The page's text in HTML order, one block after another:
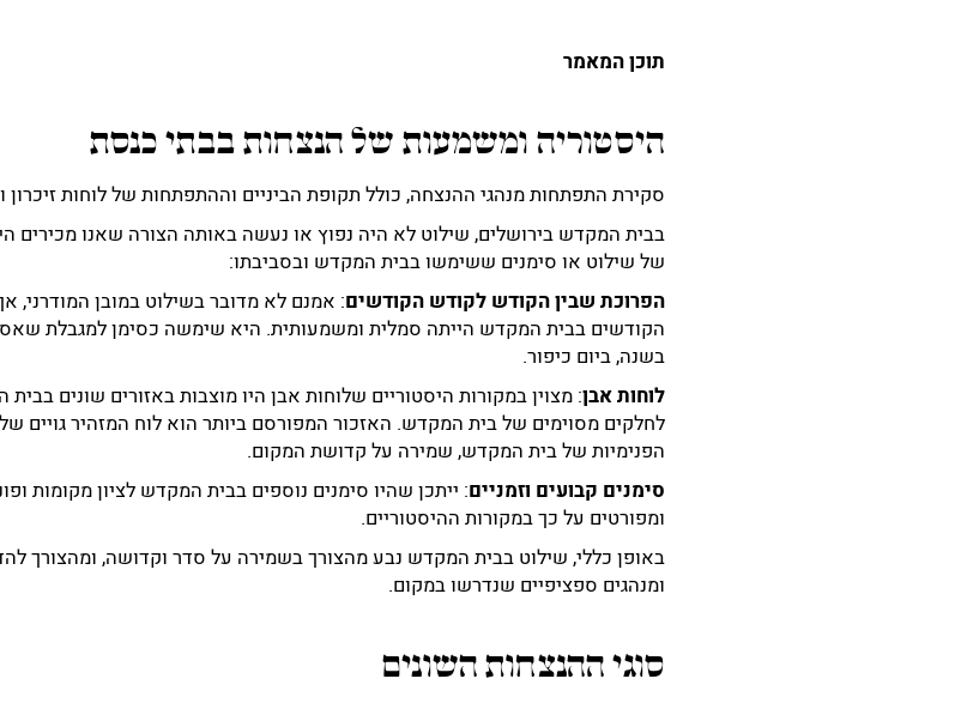
תוכן המאמר
היסטוריה ומשמעות של הנצחות בבתי כנסת
סקירת התפתחות מנהגי ההנצחה, כולל תקופת הביניים וההתפתחות של לוחות זיכרון
בבית המקדש בירושלים, שילוט לא היה נפוץ או נעשה באותה הצורה שאנו מכירים
של שילוט או סימנים ששימשו בבית המקדש ובסביבתו:
הפרוכת שבין הקודש לקודש הקודשים: אמנם לא מדובר בשילוט במובן
הקודשים בבית המקדש הייתה סמלית ומשמעותית. היא שימשה כסימן למגבלת
בשנה, ביום כיפור.
לוחות אבן: מצוין במקורות היסטוריים שלוחות אבן היו מוצבות באזורים שונים
לחלקים מסוימים של בית המקדש. האזכור המפורסם ביותר הוא לוח המזהיר גויים
הפנימיות של בית המקדש, שמירה על קדושת המקום.
סימנים קבועים וזמניים: ייתכן שהיו סימנים נוספים בבית המקדש לציון מקומות
ומפורטים על כך במקורות ההיסטוריים.
באופן כללי, שילוט בבית המקדש נבע מהצורך בשמירה על סדר וקדושה, ומהצורך
ומנהגים ספציפיים שנדרשו במקום.
סוגי ההנצחות השונים